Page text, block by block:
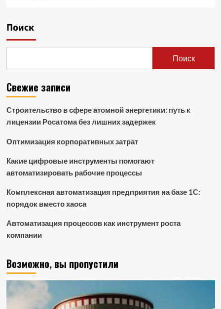
Поиск
Поиск
Свежие записи
Строительство в сфере атомной энергетики: путь к
лицензии Росатома без лишних задержек
Оптимизация корпоративных затрат
Какие цифровые инструменты помогают
автоматизировать рабочие процессы
Комплексная автоматизация предприятия на базе 1С:
порядок вместо хаоса
Автоматизация процессов как инструмент роста
компании
Возможно, вы пропустили